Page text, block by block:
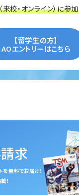
校・オンライン）に参加
【留学生の方】
AOエントリーはこちら
求
を無料でお届け！
！